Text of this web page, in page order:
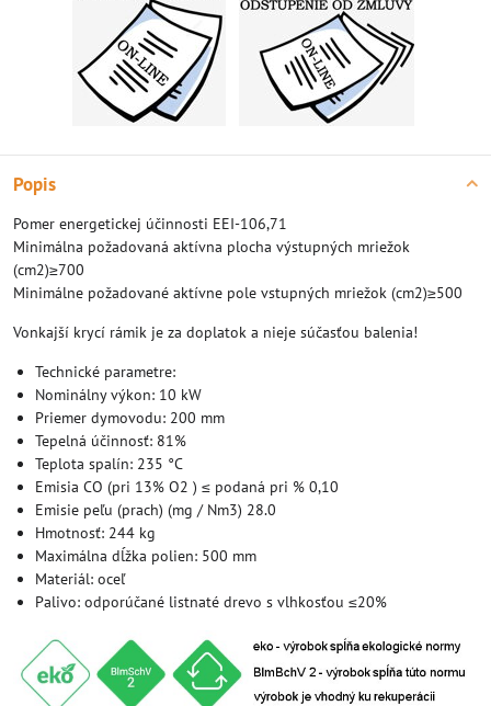
Popis
Pomer energetickej účinnosti EEI-106,71
Minimálna požadovaná aktívna plocha výstupných mriežok
(cm2)≥700
Minimálne požadované aktívne pole vstupných mriežok (cm2)≥500
Vonkajší krycí rámik je za doplatok a nieje súčasťou balenia!
Technické parametre:
Nominálny výkon: 10 kW
Priemer dymovodu: 200 mm
Tepelná účinnosť: 81%
Teplota spalín: 235 °C
Emisia CO (pri 13% O2 ) ≤ podaná pri % 0,10
Emisie peľu (prach) (mg / Nm3) 28.0
Hmotnosť: 244 kg
Maximálna dĺžka polien: 500 mm
Materiál: oceľ
Palivo: odporúčané listnaté drevo s vlhkosťou ≤20%